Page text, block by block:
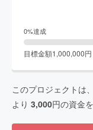
0%達成
目標金額1,000,000円
このプロジェクトは、
より 3,000円の資金